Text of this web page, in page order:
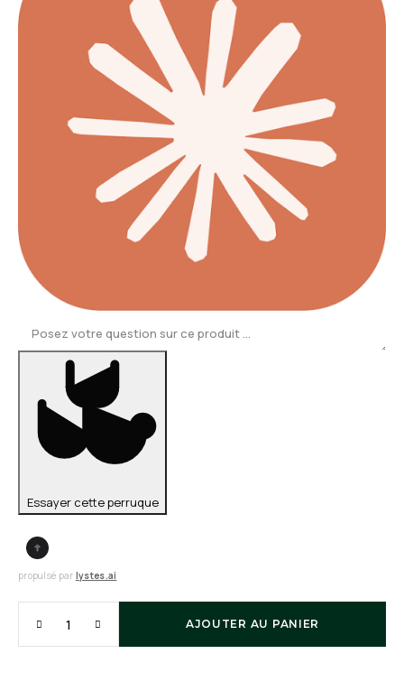
Essayer cette perruque
propulsé par lystes.ai
AJOUTER AU PANIER